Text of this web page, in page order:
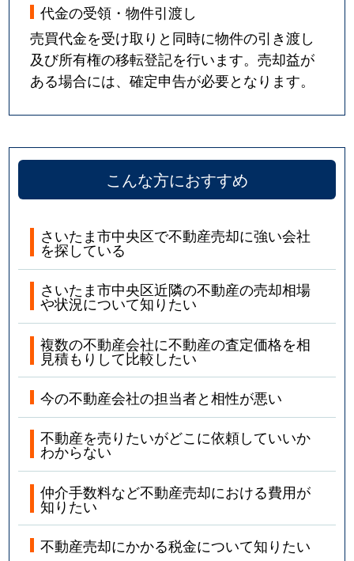
代金の受領・物件引渡し
売買代金を受け取りと同時に物件の引き渡し
及び所有権の移転登記を行います。売却益が
ある場合には、確定申告が必要となります。
こんな方におすすめ
さいたま市中央区で不動産売却に強い会社
を探している
さいたま市中央区近隣の不動産の売却相場
や状況について知りたい
複数の不動産会社に不動産の査定価格を相
見積もりして比較したい
今の不動産会社の担当者と相性が悪い
不動産を売りたいがどこに依頼していいか
わからない
仲介手数料など不動産売却における費用が
知りたい
不動産売却にかかる税金について知りたい